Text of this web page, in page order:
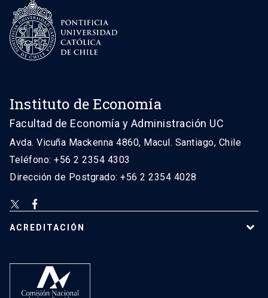
Instituto de Economía
Facultad de Economía y Administración UC
Avda. Vicuña Mackenna 4860, Macul. Santiago, Chile
Teléfono: +56 2 2354 4303
Dirección de Postgrado: +56 2 2354 4028
ACREDITACIÓN